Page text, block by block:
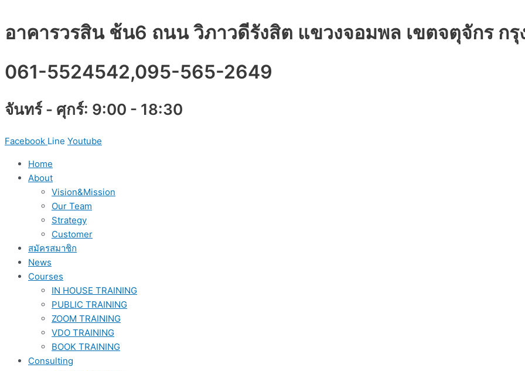
content
อาคารวรสิน ช้น6 ถนน วิภาวดีรังสิต แขวงจอมพล เขตจตุจักร ก
061-5524542,095-565-2649
จันทร์ - ศุกร์: 9:00 - 18:30
Facebook Line Youtube
Home
About
Vision&Mission
Our Team
Strategy
Customer
สมัครสมาชิก
News
Courses
IN HOUSE TRAINING
PUBLIC TRAINING
ZOOM TRAINING
VDO TRAINING
BOOK TRAINING
Consulting